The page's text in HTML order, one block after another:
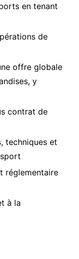
en tenant
de
offre globale
y
contrat de
techniques et
réglementaire
à la